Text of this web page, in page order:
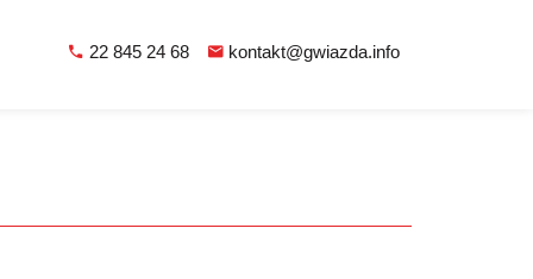
22 845 24 68 kontakt@gwiazda.info